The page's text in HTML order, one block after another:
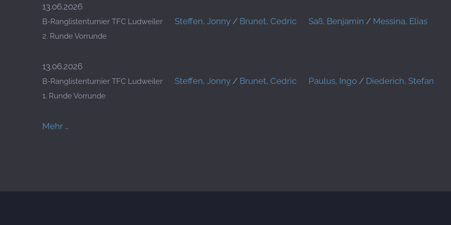
13.06.2026
B-Ranglistenturnier TFC Ludweiler
2. Runde Vorrunde
Steffen, Jonny / Brunet, Cedric Saß, Benjamin / Messina, Elias
13.06.2026
B-Ranglistenturnier TFC Ludweiler
1. Runde Vorrunde
Steffen, Jonny / Brunet, Cedric Paulus, Ingo / Diederich, Stefan
Mehr …